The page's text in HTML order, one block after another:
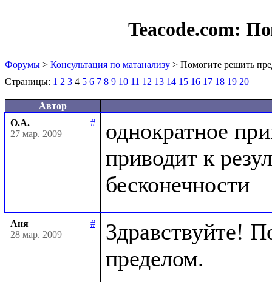
Teacode.com:
Форумы > Консультация по матанализу > Помогите решить
Страницы: 1 2 3 4 5 6 7 8 9 10 11 12 13 14 15 16 17 18 19 20
Автор
О.А.
#
27 мар. 2009
однократное
приводит к
Аня
#
28 мар. 2009
Здравствуйте!
пределом.